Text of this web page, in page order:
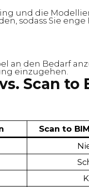
und die
sodass Sie enge
an den Bedarf
einzugehen.
Scan to
Scan to